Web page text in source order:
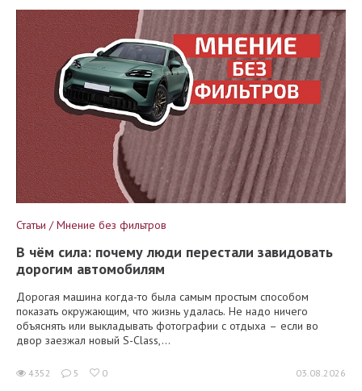
Статьи / Мнение без фильтров
В чём сила: почему люди перестали завидовать
дорогим автомобилям
Дорогая машина когда-то была самым простым способом
показать окружающим, что жизнь удалась. Не надо ничего
объяснять или выкладывать фотографии с отдыха – если во
двор заезжал новый S-Class,...
4352 5 0 03.08.2026